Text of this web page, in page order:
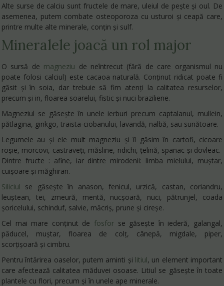
Alte surse de calciu sunt fructele de mare, uleiul de pește și oul. De
asemenea, putem combate osteoporoza cu usturoi și ceapă care,
printre multe alte minerale, conțin și sulf.
Mineralele joacă un rol major
O sursă de magneziu de neîntrecut (fără de care organismul nu
poate folosi calciul) este cacaoa naturală. Conținut ridicat poate fi
găsit și în soia, dar trebuie să fim atenți la calitatea resurselor,
precum și in, floarea soarelui, fistic și nuci braziliene.
Magneziul se găsește în unele ierburi precum captalanul, mullein,
pătlagina, ginkgo, traista-ciobanului, lavandă, nalbă, sau sunătoare.
Legumele au și ele mult magneziu și îl găsim în cartofi, cicoare
roșie, morcovi, castraveți, măsline, ridichi, țelină, spanac și dovleac.
Dintre fructe : afine, iar dintre mirodenii: limba mielului, muștar,
cuișoare și măghiran.
Siliciul se găsește în anason, fenicul, urzică, castan, coriandru,
leuștean, tei, zmeură, mentă, nucșoară, nuci, pătrunjel, coada
șoricelului, schinduf, salvie, măcriș, prune și cireșe.
Cel mai mare conținut de fosfor se găsește în iederă, galangal,
păducel, muștar, floarea de colț, cânepă, migdale, piper,
scorțișoară și cimbru.
Pentru întărirea oaselor, putem aminti și litiul, un element important
care afectează calitatea măduvei osoase. Litiul se găsește în toate
plantele cu flori, precum și în unele ape minerale.